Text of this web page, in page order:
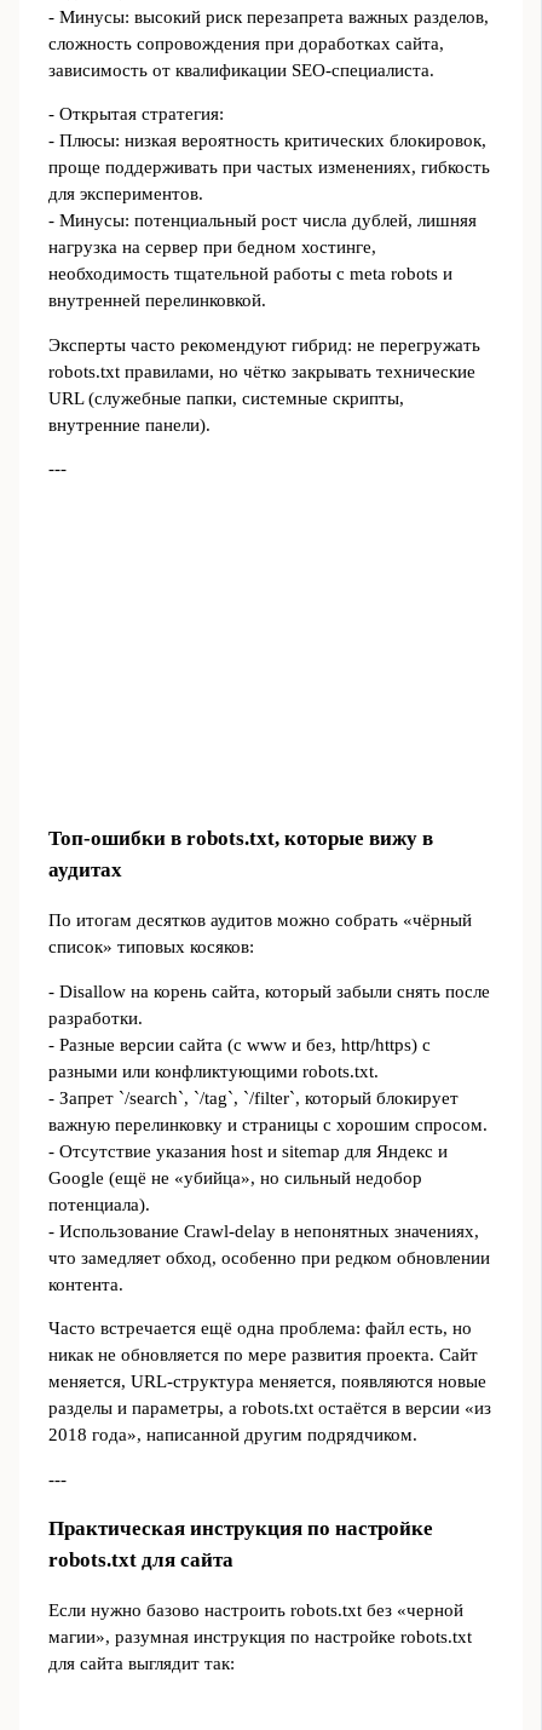
- Минусы: высокий риск перезапрета важных разделов,
сложность сопровождения при доработках сайта,
зависимость от квалификации SEO‑специалиста.
- Открытая стратегия:
- Плюсы: низкая вероятность критических блокировок,
проще поддерживать при частых изменениях, гибкость
для экспериментов.
- Минусы: потенциальный рост числа дублей, лишняя
нагрузка на сервер при бедном хостинге,
необходимость тщательной работы с meta robots и
внутренней перелинковкой.
Эксперты часто рекомендуют гибрид: не перегружать
robots.txt правилами, но чётко закрывать технические
URL (служебные папки, системные скрипты,
внутренние панели).
---
Топ‑ошибки в robots.txt, которые вижу в
аудитах
По итогам десятков аудитов можно собрать «чёрный
список» типовых косяков:
- Disallow на корень сайта, который забыли снять после
разработки.
- Разные версии сайта (с www и без, http/https) с
разными или конфликтующими robots.txt.
- Запрет `/search`, `/tag`, `/filter`, который блокирует
важную перелинковку и страницы с хорошим спросом.
- Отсутствие указания host и sitemap для Яндекс и
Google (ещё не «убийца», но сильный недобор
потенциала).
- Использование Crawl-delay в непонятных значениях,
что замедляет обход, особенно при редком обновлении
контента.
Часто встречается ещё одна проблема: файл есть, но
никак не обновляется по мере развития проекта. Сайт
меняется, URL‑структура меняется, появляются новые
разделы и параметры, а robots.txt остаётся в версии «из
2018 года», написанной другим подрядчиком.
---
Практическая инструкция по настройке
robots.txt для сайта
Если нужно базово настроить robots.txt без «черной
магии», разумная инструкция по настройке robots.txt
для сайта выглядит так: